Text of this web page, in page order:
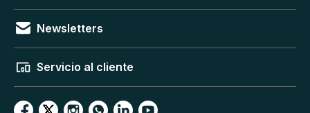
Newsletters
Servicio al cliente